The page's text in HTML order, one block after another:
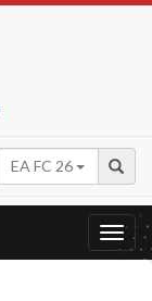
EA FC 26